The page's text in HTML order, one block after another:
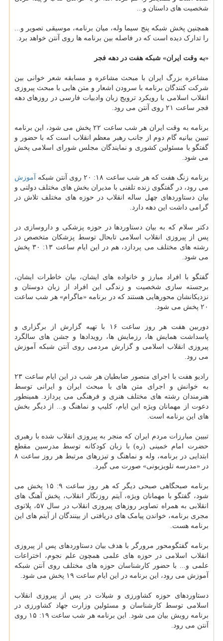
شخصیت های داستان و...
همچنین پخش شبکه پنج سیما وله، میان برنامه، موسیقی تصویر و...
را تدارک دیده است که در فاصله بین برنامه ها روی آنتن خواهد برد.
«به وقت ایران» شبکه هفت در دهه فجر
مشاعره بزرگ ایران با مبحث مشاعره و مسابقه شعر خوانی بین
شرکت کنندگان برنامه با سرودن اشعار و متن هایی با مبحث پیروزی
انقلاب اسلامی با رویکرد ترویج زبان وادبیات فارسی در روزهای دهه
فجر ساعت ۲۱ روی آنتن می رود.
برنامه به وقت ایران هر شب ساعت ۲۲ پخش می شود، این برنامه
تبیین بیانیه گام دوم از جانب رهبر معظم انقلاب است که با حضور و
گفتگو با مسئولین کشوری و نمایندگان مجلس شورای اسلامی پخش
می شود.
برنامه زنگ هفت که هر شب ساعت ۱۸: ۲۰ روی آنتن شبکه
آموزش
می رود، در گفتگوی زنده تلفنی با مدیران بخش های مختلف دولتی و
بیان دستاوردهای چهل ساله انقلاب در حوزه های مختلف تلاش در
گرامی داشت این دهه دارد.
دکتر سلام که به بیان دستاوردها در حوزه پزشکی و داروسازی در
پس از پیروزی انقلاب اسلامی تابحال توسط پزشکان متخصص در
رشته های مختلف می پردازد، هم در این ایام ساعت ۱۳: ۳۰ پخش
می شود.
گفتگو با افراد مبارز و خانواده های ایشان، بیان خاطرات ایشان،
برجسته سازی شخصیت و زندگی این افراد از زبان دوستان و
نزدیکانشان محورهایی هستند که در برنامه «ماگرام» هر شب ساعت
۲۰ پخش می شود.
دوربین هفت هر روز ساعت ۱۶ با تهیه گزارش از برگزاری و
پاسداشت همایش ها، رزمایش ها، رویدادها و جشن های سالگرد
پیروزی انقلاب اسلامی و گزارش مردمی روی آنتن شبکه آموزش
می رود.
رادیو هفت با اجرای منصور ضابطیان هر شب در این ایام ساعت ۲۳
به خوانش و اجرای متن های با مبحث ایران و ایرانی توسط
هنرمندان رشته های مختلف هنری و فرهنگی می پردازد. همینطور
دعوت از مهمانان ویژه این ایام، کلیپ و نماهنگ و... از دیگر بخش
های این برنامه است.
تبیین مبارزات مردم ایران که منجر به پیروزی انقلاب شده با رهبری
حضرت امام خمینی (ره) با زبان کودکانه توسط مدرسین مقطع
ابتدایی در برنامه، وله و نماهنگ و تیزرهای مرتبط هر روز ساعت ۸
در «مدرسه تلویزیونی» صورت می گیرد.
برنامه صبحگاهی صبحی دیگر که هر روز ساعت ۹: ۱۵ پخش می
شود، گفتگو با مهمانان ویژه، آیتم روزنگار انقلاب، پخش آهنگ های
انقلابی به همراه تصاویر روزهای پیروزی انقلاب در سال ۵۷، پلاتوی
مجری برنامه، خواندن پیامک های دریافتی از بینندگان از آیتم های این
برنامه هست.
برنامه گفتگومحور مرورگر با هدف بیان دستاوردهای پس از پیروزی
انقلاب اسلامی در حوزه های علمی همچون علم نجوم، اختراعات
علمی و... با حضور کارشناسان حوزه های مختلف روی آنتن شبکه
آموزش می رود، این برنامه در این ایام ساعت ۱۹ پخش می شود.
دستاوردهای حوزه کشاورزی و شیلات در پس از پیروزی انقلاب
اسلامی توسط کارشناسان و مسئولین وزارت جهاد کشاورزی در
برنامه رویش بیان می شود. این برنامه هر شب ساعت ۱۹: ۱۵ روی
آنتن می رود.